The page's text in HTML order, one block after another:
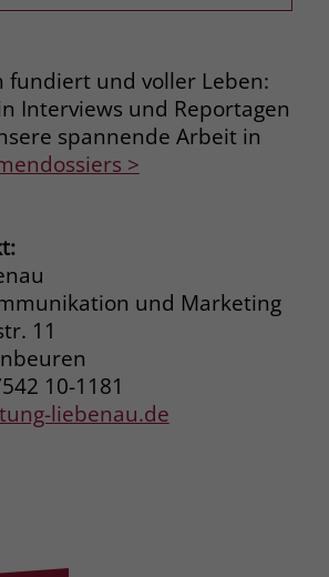
fundiert und voller Leben:
Interviews und Reportagen
spannende Arbeit in
>
und Marketing
11
10-1181
liebenau.de
Daten nutzen, um den
Das _fbp-Cookie sammelt keine
identifizierbaren
und wird von Facebook
platziert, um Daten an das